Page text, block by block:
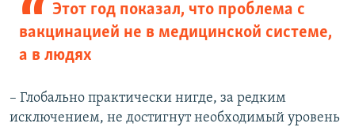
Этот год показал, что проблема с
вакцинацией не в медицинской системе,
а в людях
– Глобально практически нигде, за редким
исключением, не достигнут необходимый уровень